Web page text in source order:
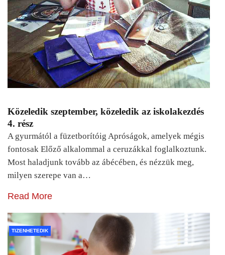
Közeledik szeptember, közeledik az iskolakezdés
4. rész
A gyurmától a füzetborítóig Apróságok, amelyek mégis
fontosak Előző alkalommal a ceruzákkal foglalkoztunk.
Most haladjunk tovább az ábécében, és nézzük meg,
milyen szerepe van a…
Read More
TIZENHETEDIK